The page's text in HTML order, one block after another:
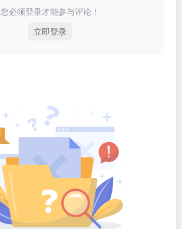
您必须登录才能参与评论！
立即登录